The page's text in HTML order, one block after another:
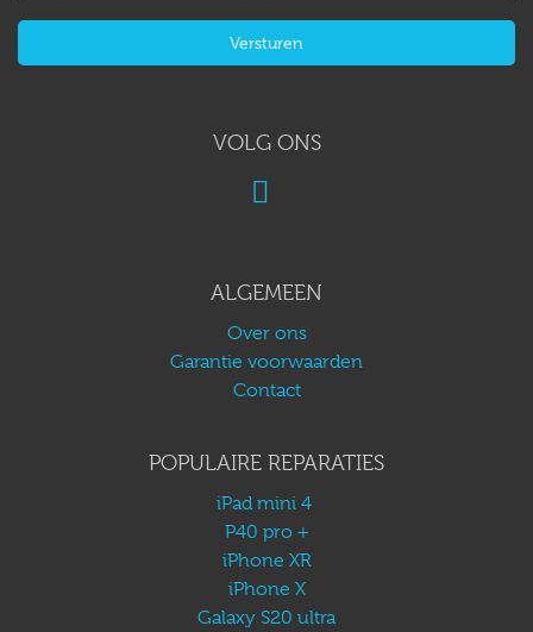
VOLG ONS
ALGEMEEN
Over ons
Garantie voorwaarden
Contact
POPULAIRE REPARATIES
iPad mini 4
P40 pro +
iPhone XR
iPhone X
Galaxy S20 ultra